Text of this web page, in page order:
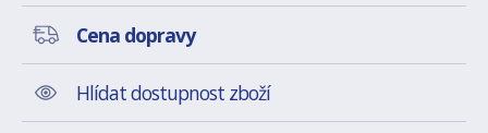
Cena dopravy
Hlídat dostupnost zboží